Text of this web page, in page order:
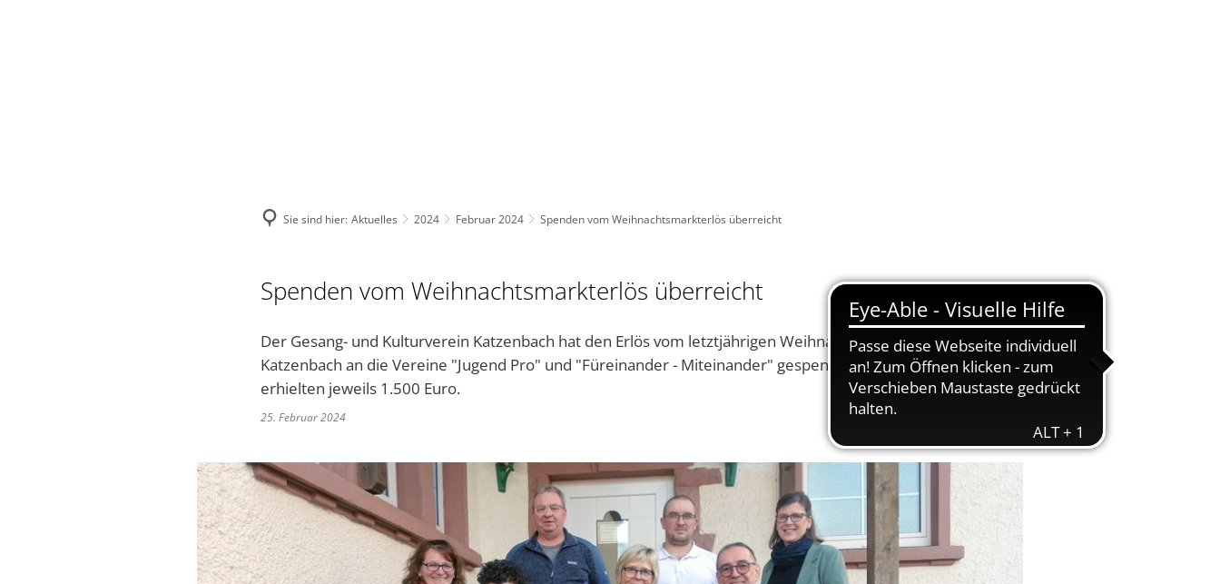
Sie sind hier: Aktuelles 2024 Februar 2024 Spenden vom Weihnachtsmarkterlös überreicht
Spenden vom Weihnachtsmarkterlös überreicht
Der Gesang- und Kulturverein Katzenbach hat den Erlös vom letztjährigen Weihnachtsmarkt in
Katzenbach an die Vereine "Jugend Pro" und "Füreinander - Miteinander" gespendet. Beide Vereine
erhielten jeweils 1.500 Euro.
25. Februar 2024